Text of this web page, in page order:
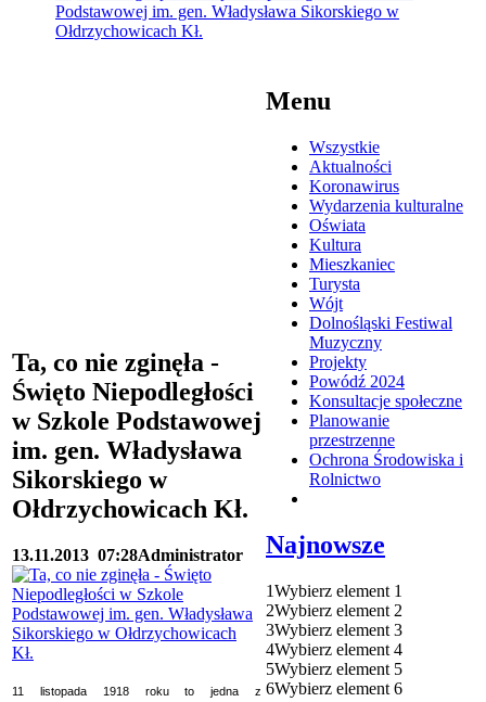
Podstawowej im. gen. Władysława Sikorskiego w
Ołdrzychowicach Kł.
Ta, co nie zginęła -
Święto Niepodległości
w Szkole Podstawowej
im. gen. Władysława
Sikorskiego w
Ołdrzychowicach Kł.
13.11.2013 07:28Administrator
11 listopada 1918 roku to jedna z
Menu
Wszystkie
Aktualności
Koronawirus
Wydarzenia kulturalne
Oświata
Kultura
Mieszkaniec
Turysta
Wójt
Dolnośląski Festiwal
Muzyczny
Projekty
Powódź 2024
Konsultacje społeczne
Planowanie
przestrzenne
Ochrona Środowiska i
Rolnictwo
Najnowsze
1Wybierz element 1
2Wybierz element 2
3Wybierz element 3
4Wybierz element 4
5Wybierz element 5
6Wybierz element 6